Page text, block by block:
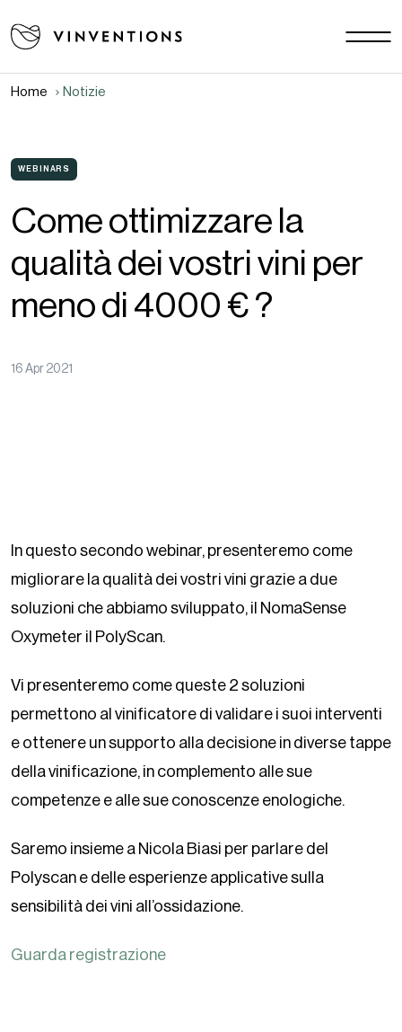
Le nostre soluzioni
Le vostre sfide
Contatti
Lavora con noi
Download area
Notizie
FAQ
Home Notizie
WEBINARS
Come ottimizzare la
qualità dei vostri vini per
meno di 4000 € ?
16 Apr 2021
In questo secondo webinar, presenteremo come
migliorare la qualità dei vostri vini grazie a due
soluzioni che abbiamo sviluppato, il NomaSense
Oxymeter il PolyScan.
Vi presenteremo come queste 2 soluzioni
permettono al vinificatore di validare i suoi interventi
e ottenere un supporto alla decisione in diverse tappe
della vinificazione, in complemento alle sue
competenze e alle sue conoscenze enologiche.
Saremo insieme a Nicola Biasi per parlare del
Polyscan e delle esperienze applicative sulla
sensibilità dei vini all’ossidazione.
Guarda registrazione